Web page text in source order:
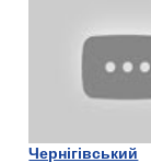
Чернігівський